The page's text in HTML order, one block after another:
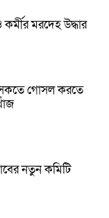
মরদেহ উদ্ধার
গোসল করতে
নতুন কমিটি